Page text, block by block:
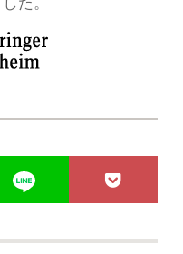
た。